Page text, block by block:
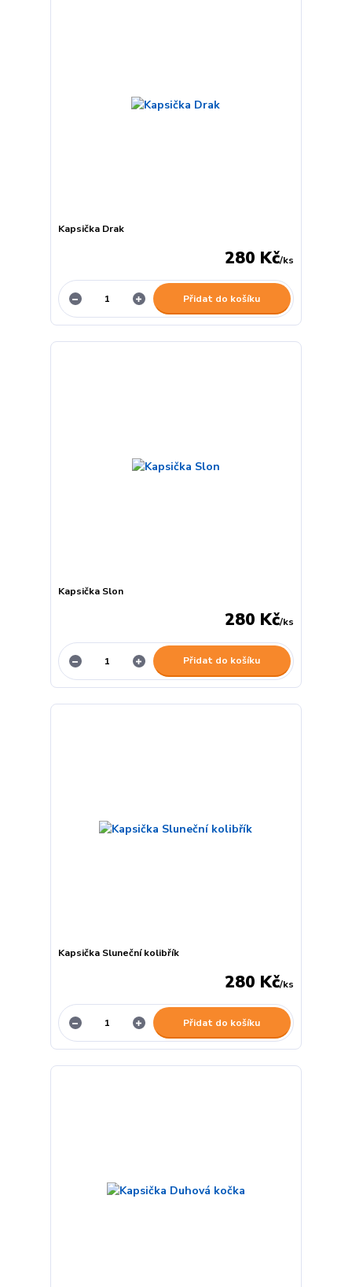
Kapsička Drak
280 Kč/ks
Přidat do košíku
Kapsička Slon
280 Kč/ks
Přidat do košíku
Kapsička Sluneční kolibřík
280 Kč/ks
Přidat do košíku